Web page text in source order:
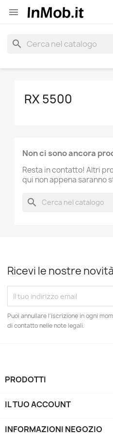

search
RX 5500
Non ci sono ancora
Resta in contatto! Altri
qui non appena saranno
search
Ricevi le nostre
Puoi annullare l'iscrizione in ogni
di contatto nelle note legali.
PRODOTTI
IL TUO ACCOUNT
INFORMAZIONI NEGOZIO